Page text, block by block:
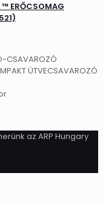
™ ERŐCSOMAG
CSAVAROZÓ
ÜTVECSAVAROZÓ
az ARP Hungary